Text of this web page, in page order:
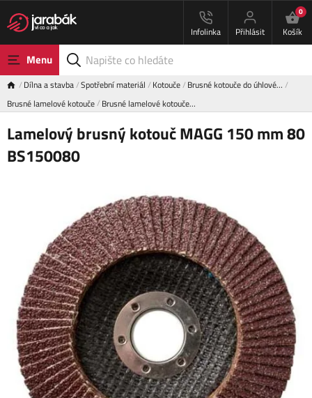
Infolinka Přihlásit
0
Košík
Menu
Dílna a stavba Spotřební materiál Kotouče Brusné kotouče do úhlové…
Brusné lamelové kotouče Brusné lamelové kotouče…
Lamelový brusný kotouč MAGG 150 mm 80
BS150080